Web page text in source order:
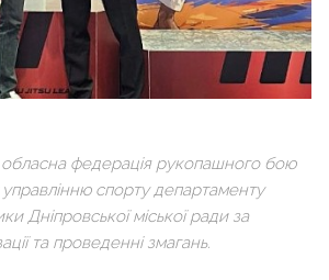
федерація рукопашного бою
спорту департаменту
Дніпровської міської ради за
та проведенні змагань.